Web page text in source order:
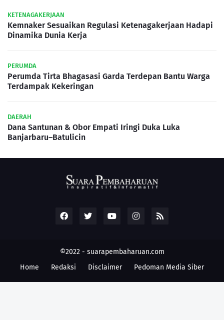
KETENAGAKERJAAN
Kemnaker Sesuaikan Regulasi Ketenagakerjaan Hadapi
Dinamika Dunia Kerja
PERUMDA
Perumda Tirta Bhagasasi Garda Terdepan Bantu Warga
Terdampak Kekeringan
DAERAH
Dana Santunan & Obor Empati Iringi Duka Luka
Banjarbaru–Batulicin
©2022 - suarapembaharuan.com
Home
Redaksi Disclaimer Pedoman Media Siber